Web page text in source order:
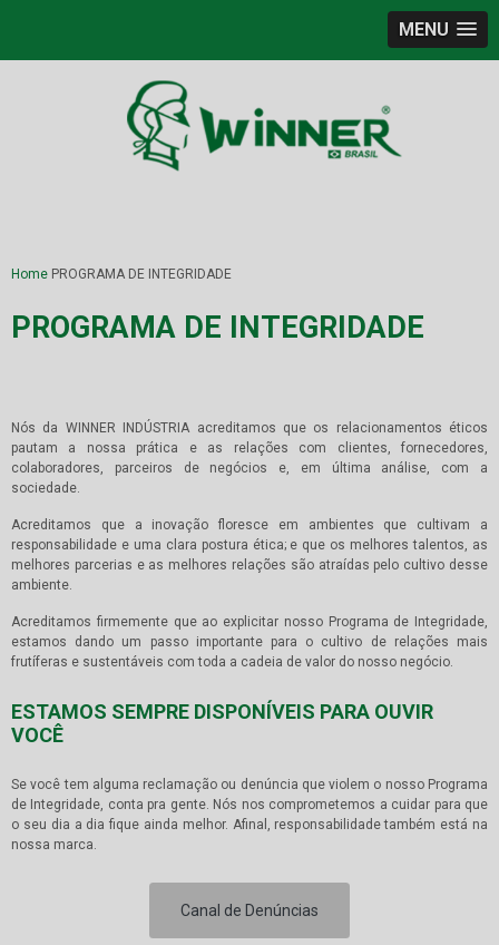
MENU
Home PROGRAMA DE INTEGRIDADE
PROGRAMA DE INTEGRIDADE
Nós da WINNER INDÚSTRIA acreditamos que os relacionamentos éticos
pautam a nossa prática e as relações com clientes, fornecedores,
colaboradores, parceiros de negócios e, em última análise, com a
sociedade.
Acreditamos que a inovação floresce em ambientes que cultivam a
responsabilidade e uma clara postura ética; e que os melhores talentos, as
melhores parcerias e as melhores relações são atraídas pelo cultivo desse
ambiente.
Acreditamos firmemente que ao explicitar nosso Programa de Integridade,
estamos dando um passo importante para o cultivo de relações mais
frutíferas e sustentáveis com toda a cadeia de valor do nosso negócio.
ESTAMOS SEMPRE DISPONÍVEIS PARA OUVIR
VOCÊ
Se você tem alguma reclamação ou denúncia que violem o nosso Programa
de Integridade, conta pra gente. Nós nos comprometemos a cuidar para que
o seu dia a dia fique ainda melhor. Afinal, responsabilidade também está na
nossa marca.
Canal de Denúncias